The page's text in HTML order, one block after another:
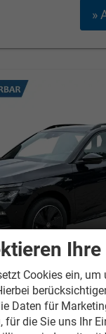
»
Extra
Cookies ein,
Daten für
für die Sie uns Ihr